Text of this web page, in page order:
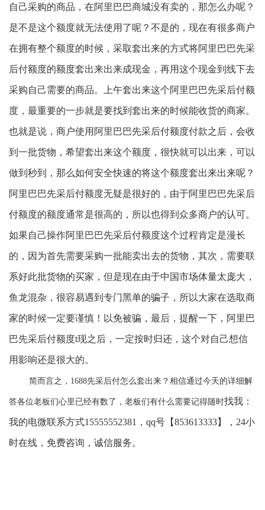
自己采购的商品，在阿里巴巴商城没有卖的，那怎么办呢？
是不是这个额度就无法使用了呢？不是的，现在有很多商户
在拥有整个额度的时候，采取套出来的方式将阿里巴巴先采
后付额度的额度套出来出来成现金，再用这个现金到线下去
采购自己需要的商品。上午套出来这个阿里巴巴先采后付额
度，最重要的一步就是要找到套出来的时候能收货的商家。
也就是说，商户使用阿里巴巴先采后付额度付款之后，会收
到一批货物，希望套出来这个额度，很快就可以出来，可以
做到秒到，那么如何安全快速的将这个额度套出来出来呢？
阿里巴巴先采后付额度无疑是很好的，由于阿里巴巴先采后
付额度的额度通常是很高的，所以也得到众多商户的认可。
如果自己操作阿里巴巴先采后付额度这个过程肯定是漫长
的，因为首先需要采购一批能卖出去的货物，其次，需要联
系好此批货物的买家，但是现在由于中国市场体量太庞大，
鱼龙混杂，很容易遇到专门黑单的骗子，所以大家在选取商
家的时候一定要谨慎！以免被骗，最后，提醒一下，阿里巴
巴先采后付额度t现之后，一定按时归还，这个对自己想信
用影响还是很大的。
简而言之 ， 1688先采后付怎么套出来？相信通过今天的详细解
答各位老板们心里已经有数了，老板们有什么需要记得随时找我：
我的电微联系方式15555552381，qq号【853613333】，24小
时在线，免费咨询，诚信服务。